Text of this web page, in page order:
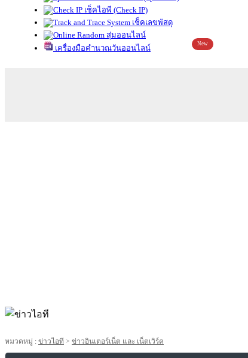
เช็คไอพี (Check IP)
เช็คเลขพัสดุ
สุ่มออนไลน์
เครื่องมือคำนวณวันออนไลน์
New
หมวดหมู่ : ข่าวไอที > ข่าวอินเตอร์เน็ต และ เน็ตเวิร์ค